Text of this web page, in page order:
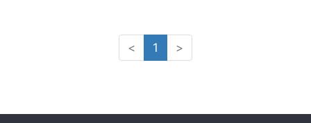
< 1 >